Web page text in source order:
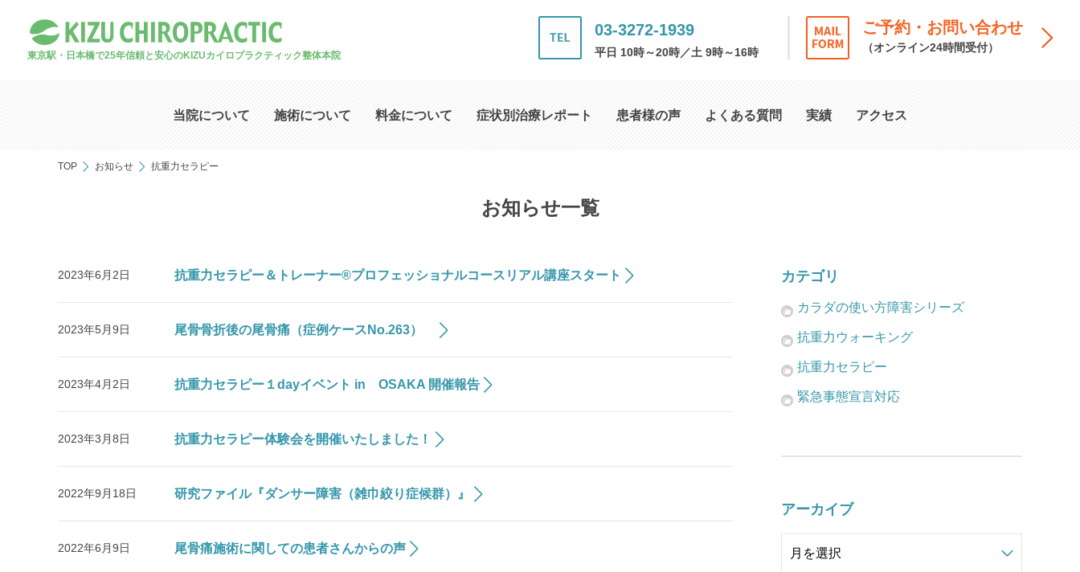
東京駅・日本橋で25年信頼と安心のKIZUカイロプラクティック整体本院
03-3272-1939
平日 10時～20時／土 9時～16時
ご予約・お問い合わせ
（オンライン24時間受付）
当院について 施術について 料金について 症状別治療レポート 患者様の声 よくある質問 実績 アクセス
TOP お知らせ 抗重力セラピー
お知らせ一覧
2023年6月2日 抗重力セラピー＆トレーナー®️プロフェッショナルコースリアル講座スタート
2023年5月9日 尾骨骨折後の尾骨痛（症例ケースNo.263）
2023年4月2日 抗重力セラピー１dayイベント in OSAKA 開催報告
2023年3月8日 抗重力セラピー体験会を開催いたしました！
2022年9月18日 研究ファイル『ダンサー障害（雑巾絞り症候群）』
2022年6月9日 尾骨痛施術に関しての患者さんからの声
カテゴリ
カラダの使い方障害シリーズ
抗重力ウォーキング
抗重力セラピー
緊急事態宣言対応
アーカイブ